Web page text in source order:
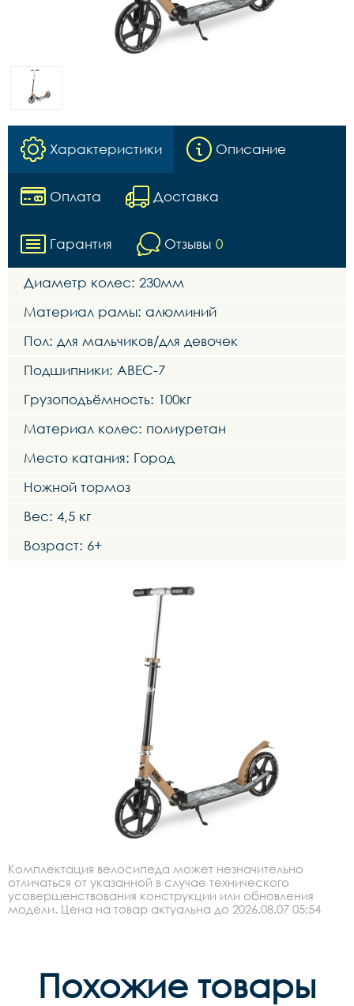
Характеристики Описание
Оплата Доставка
Гарантия Отзывы 0
Диаметр колес: 230мм
Материал рамы: алюминий
Пол: для мальчиков/для девочек
Подшипники: ABEC-7
Грузоподъёмность: 100кг
Материал колес: полиуретан
Место катания: Город
Ножной тормоз
Вес: 4,5 кг
Возраст: 6+
Комплектация велосипеда может незначительно
отличаться от указанной в случае технического
усовершенствования конструкции или обновления
модели. Цена на товар актуальна до 2026.08.07 05:54
Похожие товары